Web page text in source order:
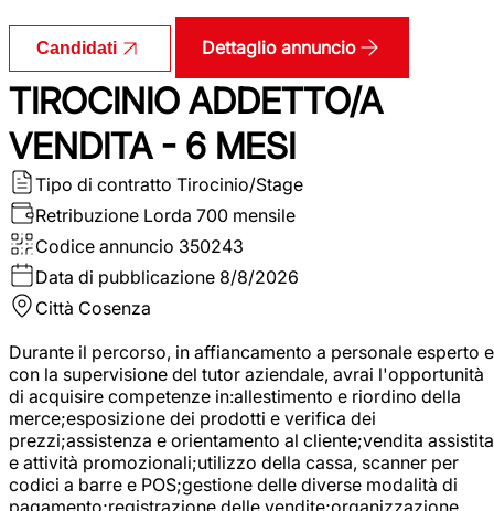
Candidati Dettaglio annuncio
TIROCINIO ADDETTO/A
VENDITA - 6 MESI
Tipo di contratto Tirocinio/Stage
Retribuzione Lorda 700 mensile
Codice annuncio 350243
Data di pubblicazione 8/8/2026
Città Cosenza
Durante il percorso, in affiancamento a personale esperto e
con la supervisione del tutor aziendale, avrai l'opportunità
di acquisire competenze in:allestimento e riordino della
merce;esposizione dei prodotti e verifica dei
prezzi;assistenza e orientamento al cliente;vendita assistita
e attività promozionali;utilizzo della cassa, scanner per
codici a barre e POS;gestione delle diverse modalità di
pagamento;registrazione delle vendite;organizzazione